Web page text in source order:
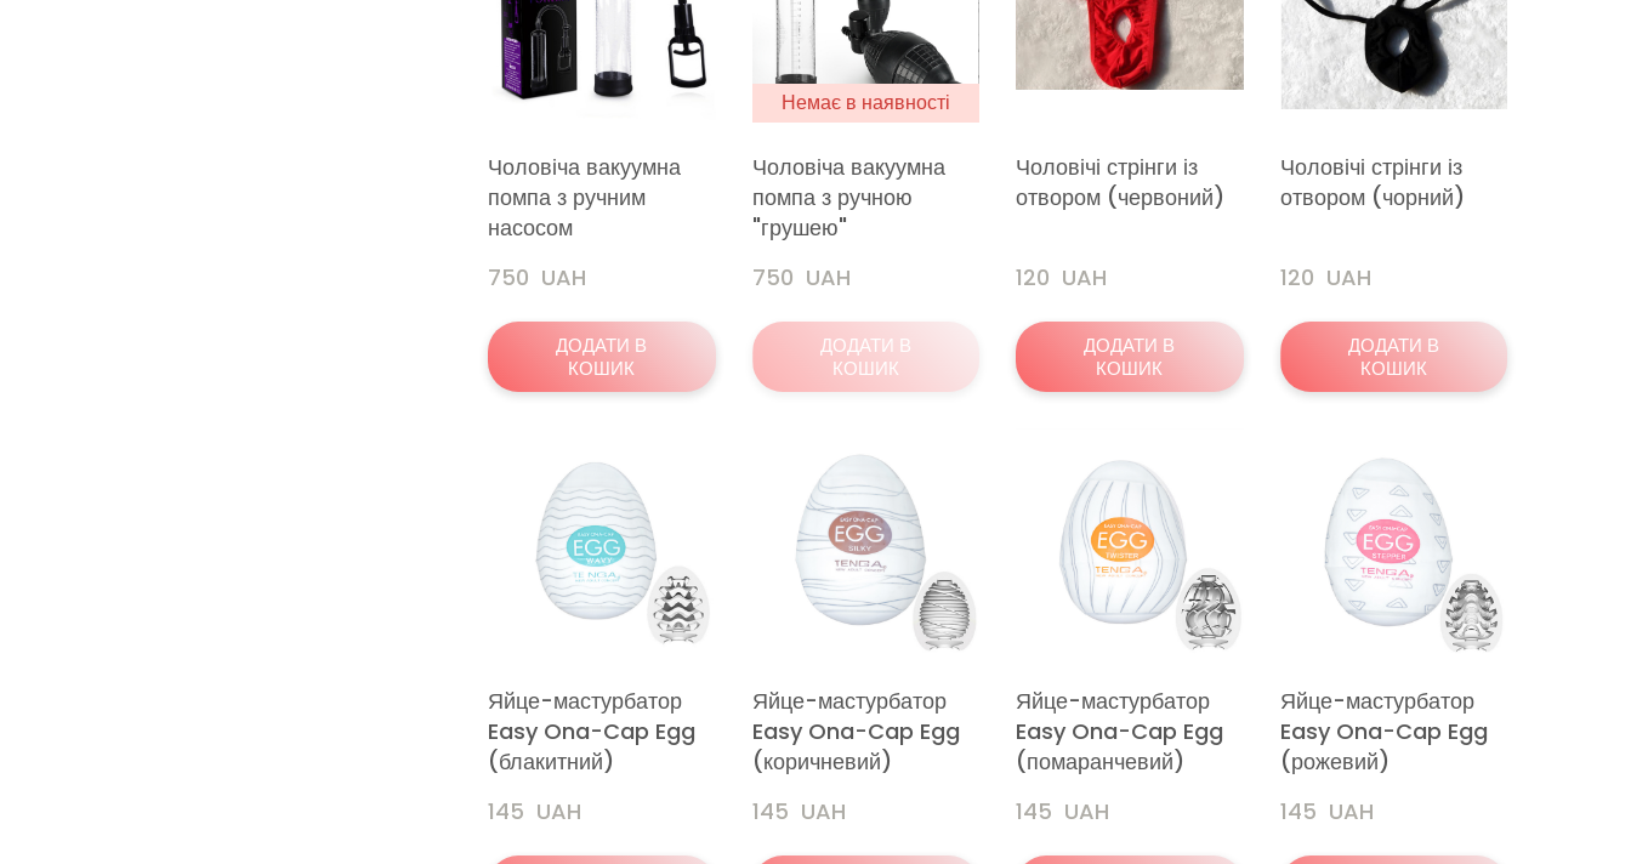
Чоловіча вакуумна
помпа з ручним
насосом
750  UAH
ДОДАТИ В
КОШИК
Немає в наявності
Чоловіча вакуумна
помпа з ручною
"грушею"
750  UAH
ДОДАТИ В
КОШИК
Чоловічі стрінги із
отвором (червоний)
120  UAH
ДОДАТИ В
КОШИК
Чоловічі стрінги із
отвором (чорний)
120  UAH
ДОДАТИ В
КОШИК
Яйце-мастурбатор
Easy Ona-Cap Egg
(блакитний)
145  UAH
Яйце-мастурбатор
Easy Ona-Cap Egg
(коричневий)
145  UAH
Яйце-мастурбатор
Easy Ona-Cap Egg
(помаранчевий)
145  UAH
Яйце-мастурбатор
Easy Ona-Cap Egg
(рожевий)
145  UAH